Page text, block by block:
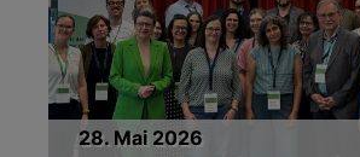
28. Mai 2026